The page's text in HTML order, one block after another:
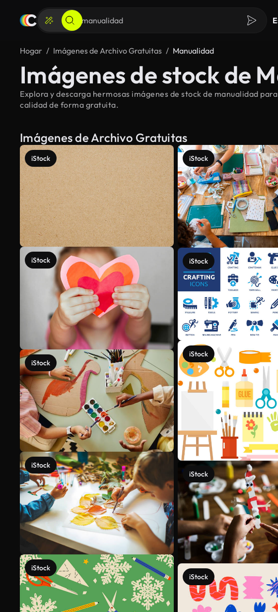
Hogar Imágenes de Archivo Gratuitas Manualidad
Imágenes de stock de
Explora y descarga hermosas imágenes de stock de manualidad
calidad de forma gratuita.
Imágenes de Archivo Gratuitas
iStock
iStock
iStock
iStock
iStock
iStock
iStock
iStock
iStock
iStock